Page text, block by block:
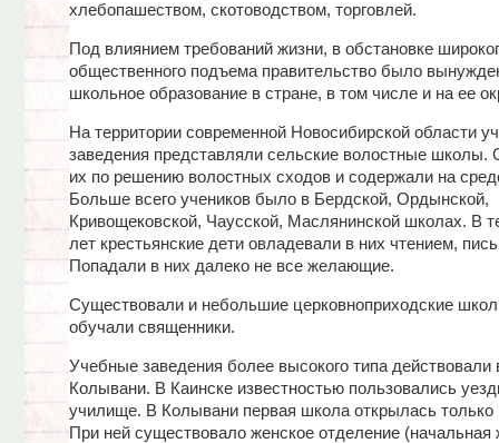
хлебопашеством, скотоводством, торговлей.
Под влиянием требований жизни, в обстановке
общественного подъема правительство было
школьное образование в стране, в том числе и на ее
На территории современной Новосибирской области
заведения представляли сельские волостные школы.
их по решению волостных сходов и содержали на
Больше всего учеников было в Бердской, Ордынской,
Кривощековской, Чаусской, Маслянинской школах. В
лет крестьянские дети овладевали в них чтением,
Попадали в них далеко не все желающие.
Существовали и небольшие церковноприходские
обучали священники.
Учебные заведения более высокого типа действовали
Колывани. В Каинске известностью пользовались
училище. В Колывани первая школа открылась только
При ней существовало женское отделение (начальная